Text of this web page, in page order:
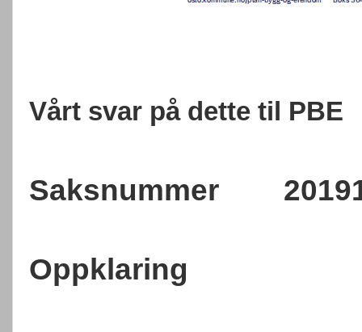
Vårt svar på dette til PBE
Saksnummer
Oppklaring